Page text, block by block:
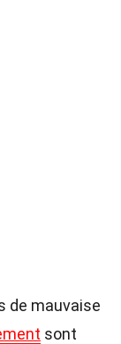
de mauvaise
sont